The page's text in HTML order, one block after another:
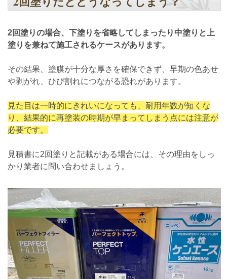
2回塗りの場合、下塗りを省略してしまったり中塗りと上
塗りを兼ねて施工されるケースがあります。
その結果、塗膜が十分な厚さを確保できず、早期の色あせ
や剥がれ、ひび割れにつながる恐れがあります。
見た目は一時的にきれいになっても、耐用年数が短くな
り、結果的に再塗装の時期が早まってしまう点には注意が
必要です。
見積書に2回塗りと記載がある場合には、その理由をしっ
かり業者に問い合わせましょう。